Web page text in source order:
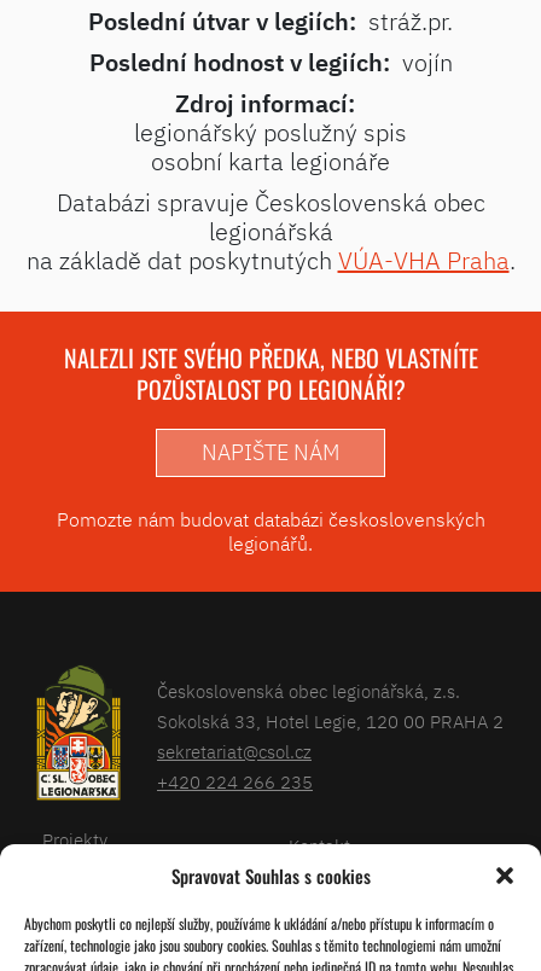
Spravovat Souhlas s cookies
Abychom poskytli co nejlepší služby, používáme k ukládání a/nebo přístupu k informacím o
zařízení, technologie jako jsou soubory cookies. Souhlas s těmito technologiemi nám umožní
zpracovávat údaje, jako je chování při procházení nebo jedinečná ID na tomto webu. Nesouhlas
Poslední útvar v legiích: stráž.pr.
Poslední hodnost v legiích: vojín
Zdroj informací:
legionářský poslužný spis
osobní karta legionáře
Databázi spravuje Československá obec
legionářská
na základě dat poskytnutých VÚA-VHA Praha.
NALEZLI JSTE SVÉHO PŘEDKA, NEBO VLASTNÍTE
POZŮSTALOST PO LEGIONÁŘI?
NAPIŠTE NÁM
Pomozte nám budovat databázi československých
legionářů.
Československá obec legionářská, z.s.
Sokolská 33, Hotel Legie, 120 00 PRAHA 2
sekretariat@csol.cz
+420 224 266 235
Projekty
Kalendář
Kontakt
Databáze legionářů
Pro členy